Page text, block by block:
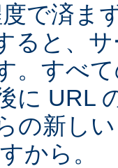
で済ま
ると、
。すべ
に URL
の新し
から。